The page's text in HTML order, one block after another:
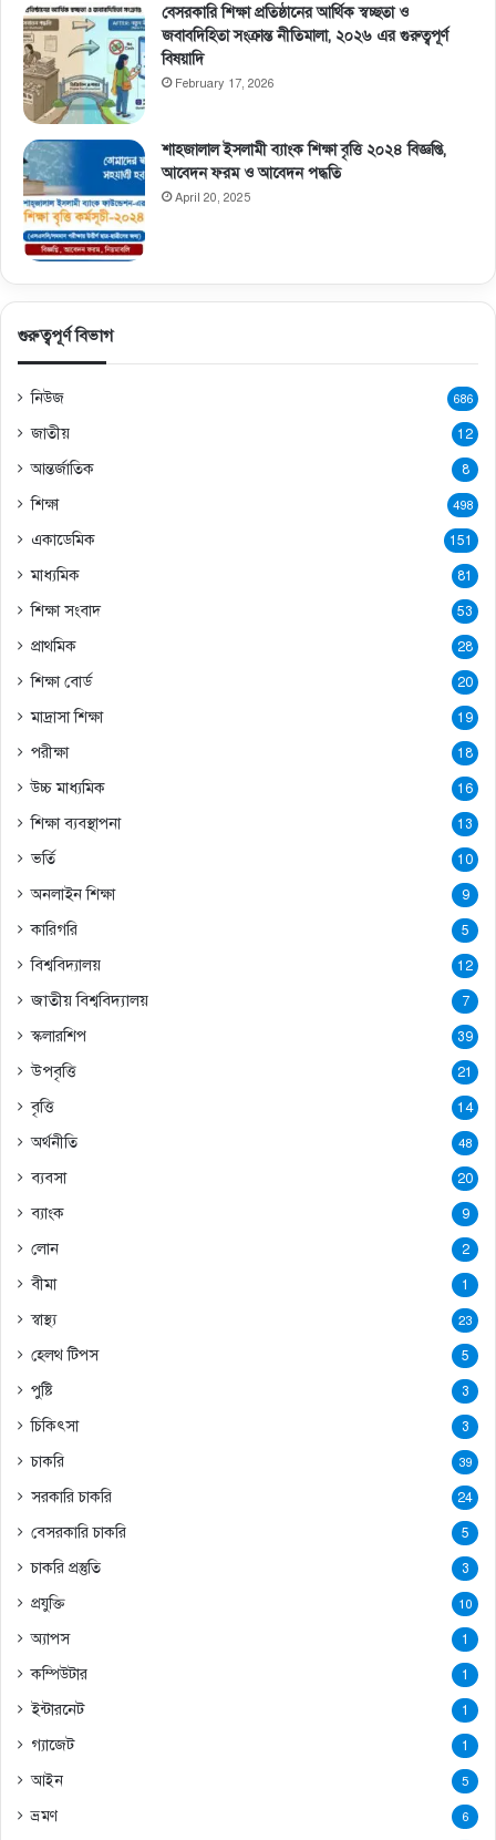
বেসরকারি শিক্ষা প্রতিষ্ঠানের আর্থিক স্বচ্ছতা ও
জবাবদিহিতা সংক্রান্ত নীতিমালা, ২০২৬ এর গুরুত্বপূর্ণ
বিষয়াদি
February 17, 2026
শাহজালাল ইসলামী ব্যাংক শিক্ষা বৃত্তি ২০২৪ বিজ্ঞপ্তি,
আবেদন ফরম ও আবেদন পদ্ধতি
April 20, 2025
গুরুত্বপূর্ণ বিভাগ
নিউজ 686
জাতীয় 12
আন্তর্জাতিক 8
শিক্ষা 498
একাডেমিক 151
মাধ্যমিক 81
শিক্ষা সংবাদ 53
প্রাথমিক 28
শিক্ষা বোর্ড 20
মাদ্রাসা শিক্ষা 19
পরীক্ষা 18
উচ্চ মাধ্যমিক 16
শিক্ষা ব্যবস্থাপনা 13
ভর্তি 10
অনলাইন শিক্ষা 9
কারিগরি 5
বিশ্ববিদ্যালয় 12
জাতীয় বিশ্ববিদ্যালয় 7
স্কলারশিপ 39
উপবৃত্তি 21
বৃত্তি 14
অর্থনীতি 48
ব্যবসা 20
ব্যাংক 9
লোন 2
বীমা 1
স্বাস্থ্য 23
হেলথ টিপস 5
পুষ্টি 3
চিকিৎসা 3
চাকরি 39
সরকারি চাকরি 24
বেসরকারি চাকরি 5
চাকরি প্রস্তুতি 3
প্রযুক্তি 10
অ্যাপস 1
কম্পিউটার 1
ইন্টারনেট 1
গ্যাজেট 1
আইন 5
ভ্রমণ 6